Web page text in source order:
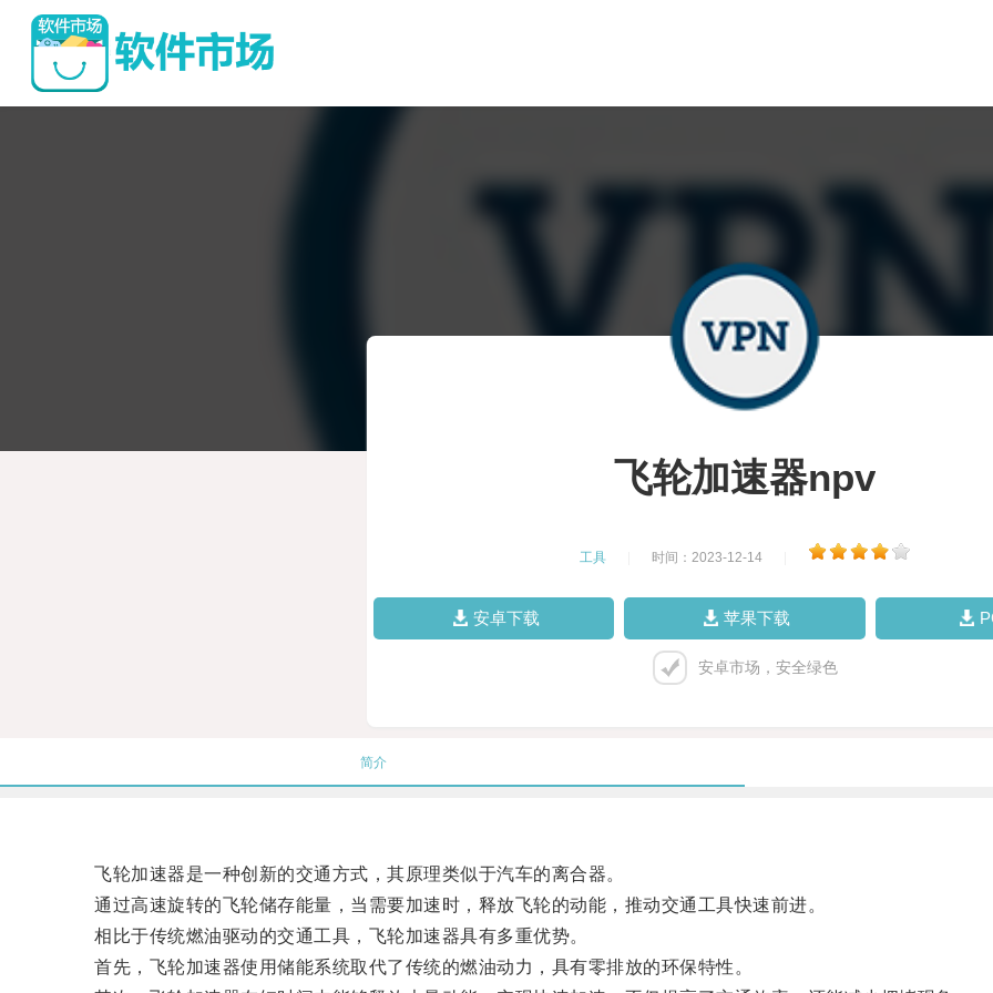
飞轮加速器npv
工具 时间：2023-12-14
安卓下载 苹果下载
安卓市场，安全绿色
简介
飞轮加速器是一种创新的交通方式，其原理类似于汽车的离合器。
通过高速旋转的飞轮储存能量，当需要加速时，释放飞轮的动能，推动交通工具快速前进。
相比于传统燃油驱动的交通工具，飞轮加速器具有多重优势。
首先，飞轮加速器使用储能系统取代了传统的燃油动力，具有零排放的环保特性。